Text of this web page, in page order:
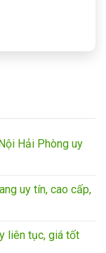
Hải Phòng uy
uy tín, cao cấp,
liên tục, giá tốt